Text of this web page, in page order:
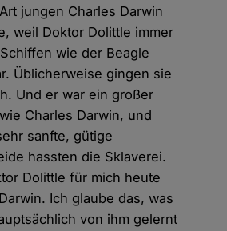
jungen Charles Darwin
weil Doktor Dolittle immer
wie der Beagle
Üblicherweise gingen sie
Und er war ein großer
Charles Darwin, und
sanfte, gütige
hassten die Sklaverei.
Dolittle für mich heute
Ich glaube das, was
von ihm gelernt